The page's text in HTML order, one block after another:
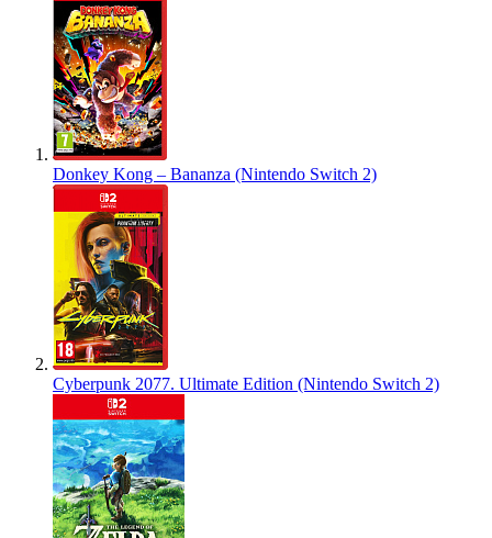
Donkey Kong – Bananza (Nintendo Switch 2)
Cyberpunk 2077. Ultimate Edition (Nintendo Switch 2)